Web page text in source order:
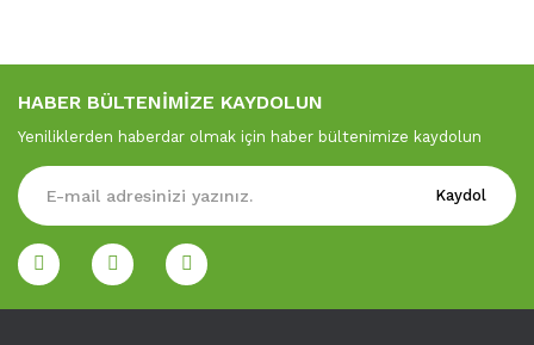
HABER BÜLTENİMİZE KAYDOLUN
Yeniliklerden haberdar olmak için haber bültenimize kaydolun
Kaydol